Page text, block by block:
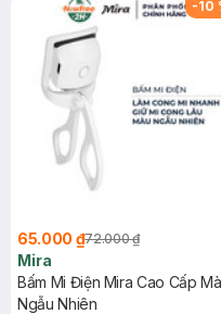
-10
65.000 ₫72.000 ₫
Mira
Bấm Mi Điện Mira Cao Cấp
Ngẫu Nhiên